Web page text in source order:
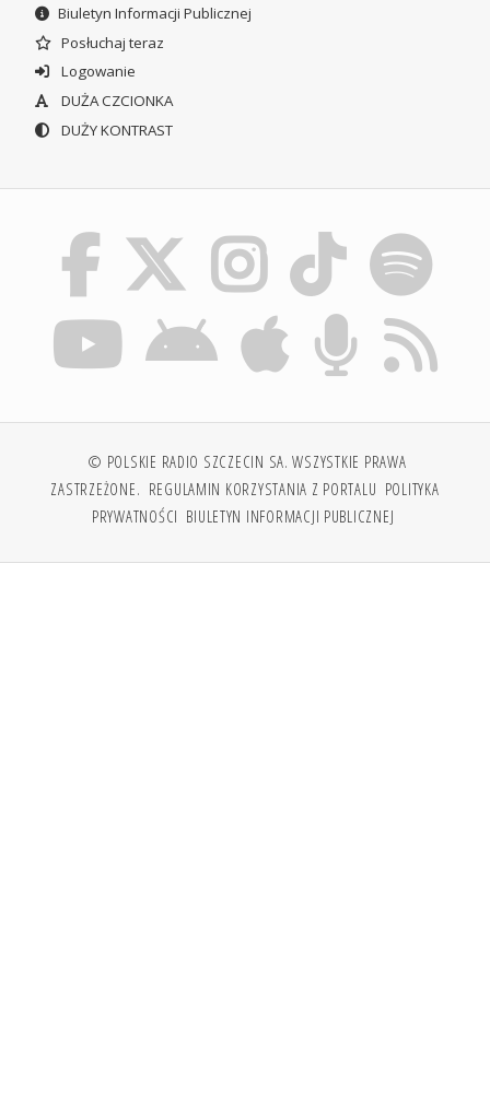
Biuletyn Informacji Publicznej
Posłuchaj teraz
Logowanie
DUŻA CZCIONKA
DUŻY KONTRAST
© POLSKIE RADIO SZCZECIN SA. WSZYSTKIE PRAWA
ZASTRZEŻONE. REGULAMIN KORZYSTANIA Z PORTALU POLITYKA
PRYWATNOŚCI BIULETYN INFORMACJI PUBLICZNEJ